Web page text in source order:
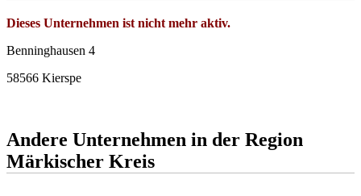
Dieses Unternehmen ist nicht mehr aktiv.
Benninghausen 4
58566 Kierspe
Andere Unternehmen in der Region
Märkischer Kreis